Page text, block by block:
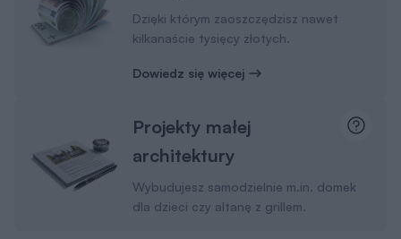
Dzięki którym zaoszczędzisz nawet
kilkanaście tysięcy złotych.
Dowiedz się więcej
Projekty małej
architektury
Wybudujesz samodzielnie m.in. domek
dla dzieci czy altanę z grillem.